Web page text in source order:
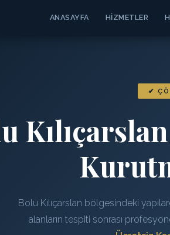
ANASAYFA HIZMETLER
✔
Kılıçarslan
Bolu Kılıçarslan bölgesindeki
alanların tespiti sonrası